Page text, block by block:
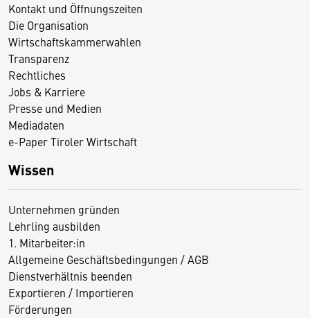
Kontakt und Öffnungszeiten
Die Organisation
Wirtschaftskammerwahlen
Transparenz
Rechtliches
Jobs & Karriere
Presse und Medien
Mediadaten
e-Paper Tiroler Wirtschaft
Wissen
Unternehmen gründen
Lehrling ausbilden
1. Mitarbeiter:in
Allgemeine Geschäftsbedingungen / AGB
Dienstverhältnis beenden
Exportieren / Importieren
Förderungen